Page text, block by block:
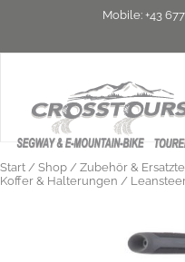
Mobile: +43
Start / Shop / Zubehör &
Koffer & Halterungen /